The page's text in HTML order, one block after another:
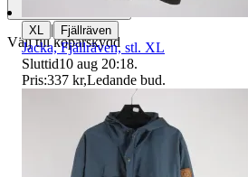
Välj till köparskydd
XL | Fjällräven
Jacka, Fjällräven, stl. XL
Sluttid10 aug 20:18.
Pris:337 kr,Ledande bud.